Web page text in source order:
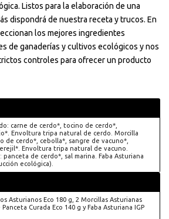
Listos para la elaboración de una
dispondrá de nuestra receta y trucos. En
los mejores ingredientes
de ganaderías y cultivos ecológicos y nos
controles para ofrecer un producto
carne de cerdo*, tocino de cerdo*,
Envoltura tripa natural de cerdo. Morcilla
de cerdo*, cebolla*, sangre de vacuno*,
Envoltura tripa natural de vacuno.
panceta de cerdo*, sal marina. Faba Asturiana
ecológica).
Asturianos Eco 180 g, 2 Morcillas Asturianas
Curada Eco 140 g y Faba Asturiana IGP